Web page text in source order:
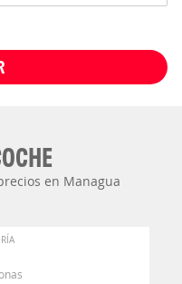
en Managua